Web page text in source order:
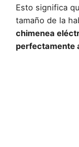
Esto significa
tamaño de la
chimenea
perfectamente